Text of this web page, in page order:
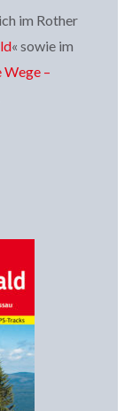
im Rother
« sowie im
–